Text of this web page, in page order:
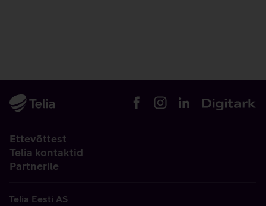
Ettevõttest
Telia kontaktid
Partnerile
Telia Eesti AS